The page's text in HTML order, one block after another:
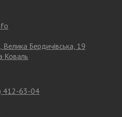
Бердичівська, 19
Коваль
412-63-04